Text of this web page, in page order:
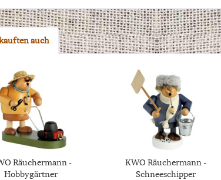
auch
Räuchermann -
Hobbygärtner
KWO Räuchermann -
Schneeschipper